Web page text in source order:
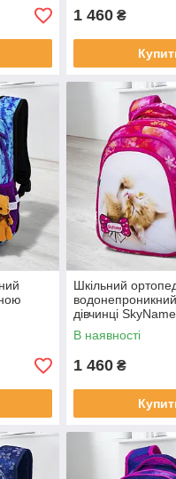
1 460 ₴
Шкільний
дівчинці
котиком/
дівчачий
В наявності
1 460 ₴